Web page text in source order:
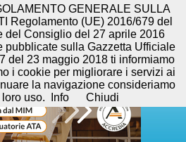
GENERALE SULLA
Regolamento (UE) 2016/679 del
del Consiglio del 27 aprile 2016
pubblicate sulla Gazzetta Ufficiale
del 23 maggio 2018 ti informiamo
i cookie per migliorare i servizi ai
la navigazione consideriamo
uso.
Info Chiudi